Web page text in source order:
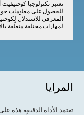
تعتبر تكنولوجيا
للحصول على معلومات
لمهارات مختلفة متعلّقة
المزايا
تعتمد الأداة الدقيقة هذه